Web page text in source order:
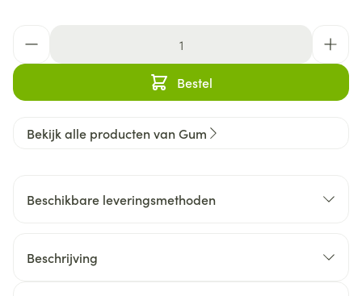
Bestel
Bekijk alle producten van Gum
Beschikbare leveringsmethoden
Beschrijving